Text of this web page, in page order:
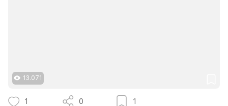
13.071
1 0 1